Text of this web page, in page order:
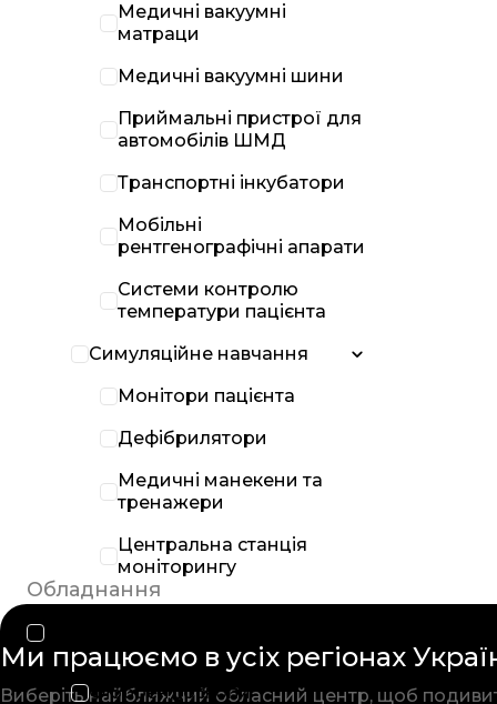
Медичні вакуумні
матраци
Медичні вакуумні шини
Приймальні пристрої для
автомобілів ШМД
Транспортні інкубатори
Мобільні
рентгенографічні апарати
Системи контролю
температури пацієнта
Симуляційне навчання
Монітори пацієнта
Дефібрилятори
Медичні манекени та
тренажери
Центральна станція
моніторингу
Обладнання
Фіброендоскопи
Ми працюємо в усіх регіонах
Виберіть найближчий обласний центр, щоб